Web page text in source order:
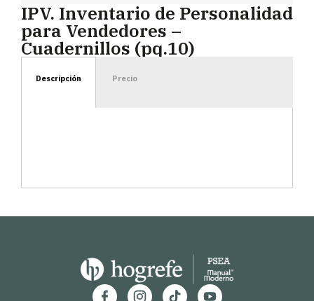
IPV. Inventario de Personalidad
para Vendedores –
Cuadernillos (pq.10)
Descripción Precio